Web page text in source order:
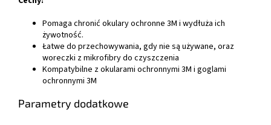
Pomaga chronić okulary ochronne 3M i wydłuża ich
żywotność.
Łatwe do przechowywania, gdy nie są używane, oraz
woreczki z mikrofibry do czyszczenia
Kompatybilne z okularami ochronnymi 3M i goglami
ochronnymi 3M
Parametry dodatkowe